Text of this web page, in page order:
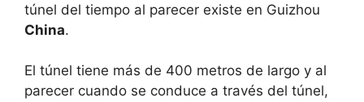
túnel del tiempo al parecer existe en Guizhou
China.
El túnel tiene más de 400 metros de largo y al
parecer cuando se conduce a través del túnel,